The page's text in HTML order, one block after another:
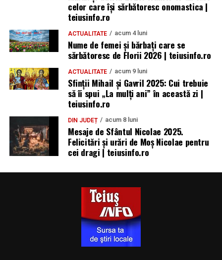
celor care își sărbătoresc onomastica |
teiusinfo.ro
ACTUALITATE acum 4 luni
Nume de femei și bărbați care se
sărbătoresc de Florii 2026 | teiusinfo.ro
ACTUALITATE acum 9 luni
Sfinții Mihail și Gavril 2025: Cui trebuie
să îi spui „La mulţi ani” în această zi |
teiusinfo.ro
DIN JUDEȚ acum 8 luni
Mesaje de Sfântul Nicolae 2025.
Felicitări și urări de Moș Nicolae pentru
cei dragi | teiusinfo.ro